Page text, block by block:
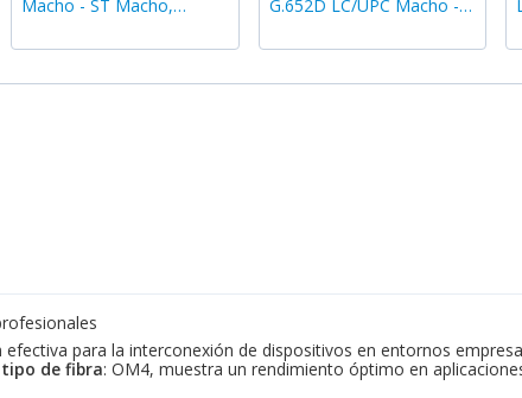
Macho - ST Macho,
125µm, 3 Metros, Naranja
G.652D LC/UPC Macho -
Amarillo
efectiva para la interconexión de dispositivos en entornos
tipo de fibra: OM4, muestra un rendimiento óptimo en